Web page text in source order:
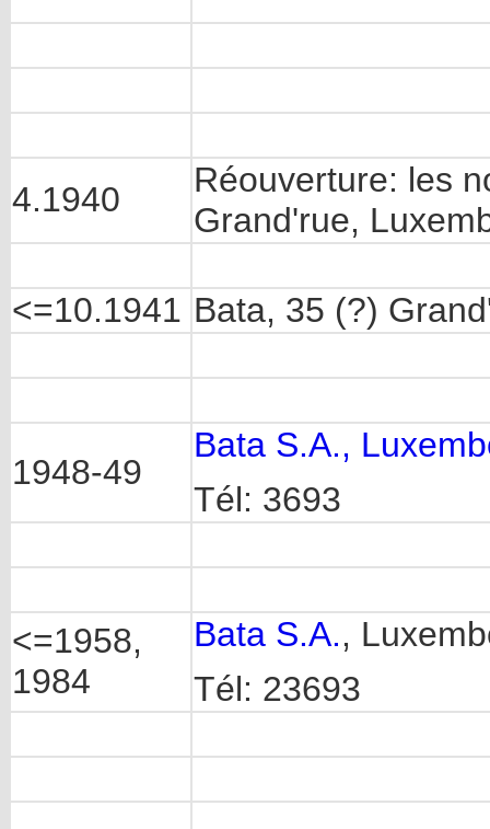
4.1940
Réouverture: les
Grand'rue,
<=10.1941 Bata, 35 (?)
1948-49
Bata S.A.,
Tél: 3693
<=1958,
1984
Bata S.A.,
Tél: 23693